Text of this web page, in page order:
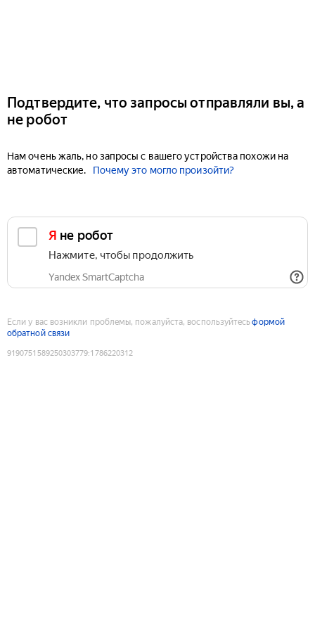
Подтвердите, что запросы отправляли вы, а
не робот
Нам очень жаль, но запросы с вашего устройства похожи на
автоматические.
Почему это могло произойти?
Я не робот
Нажмите, чтобы продолжить
Yandex SmartCaptcha
Если у вас возникли проблемы, пожалуйста, воспользуйтесьформой
обратной связи
9190751589250303779:1786220312